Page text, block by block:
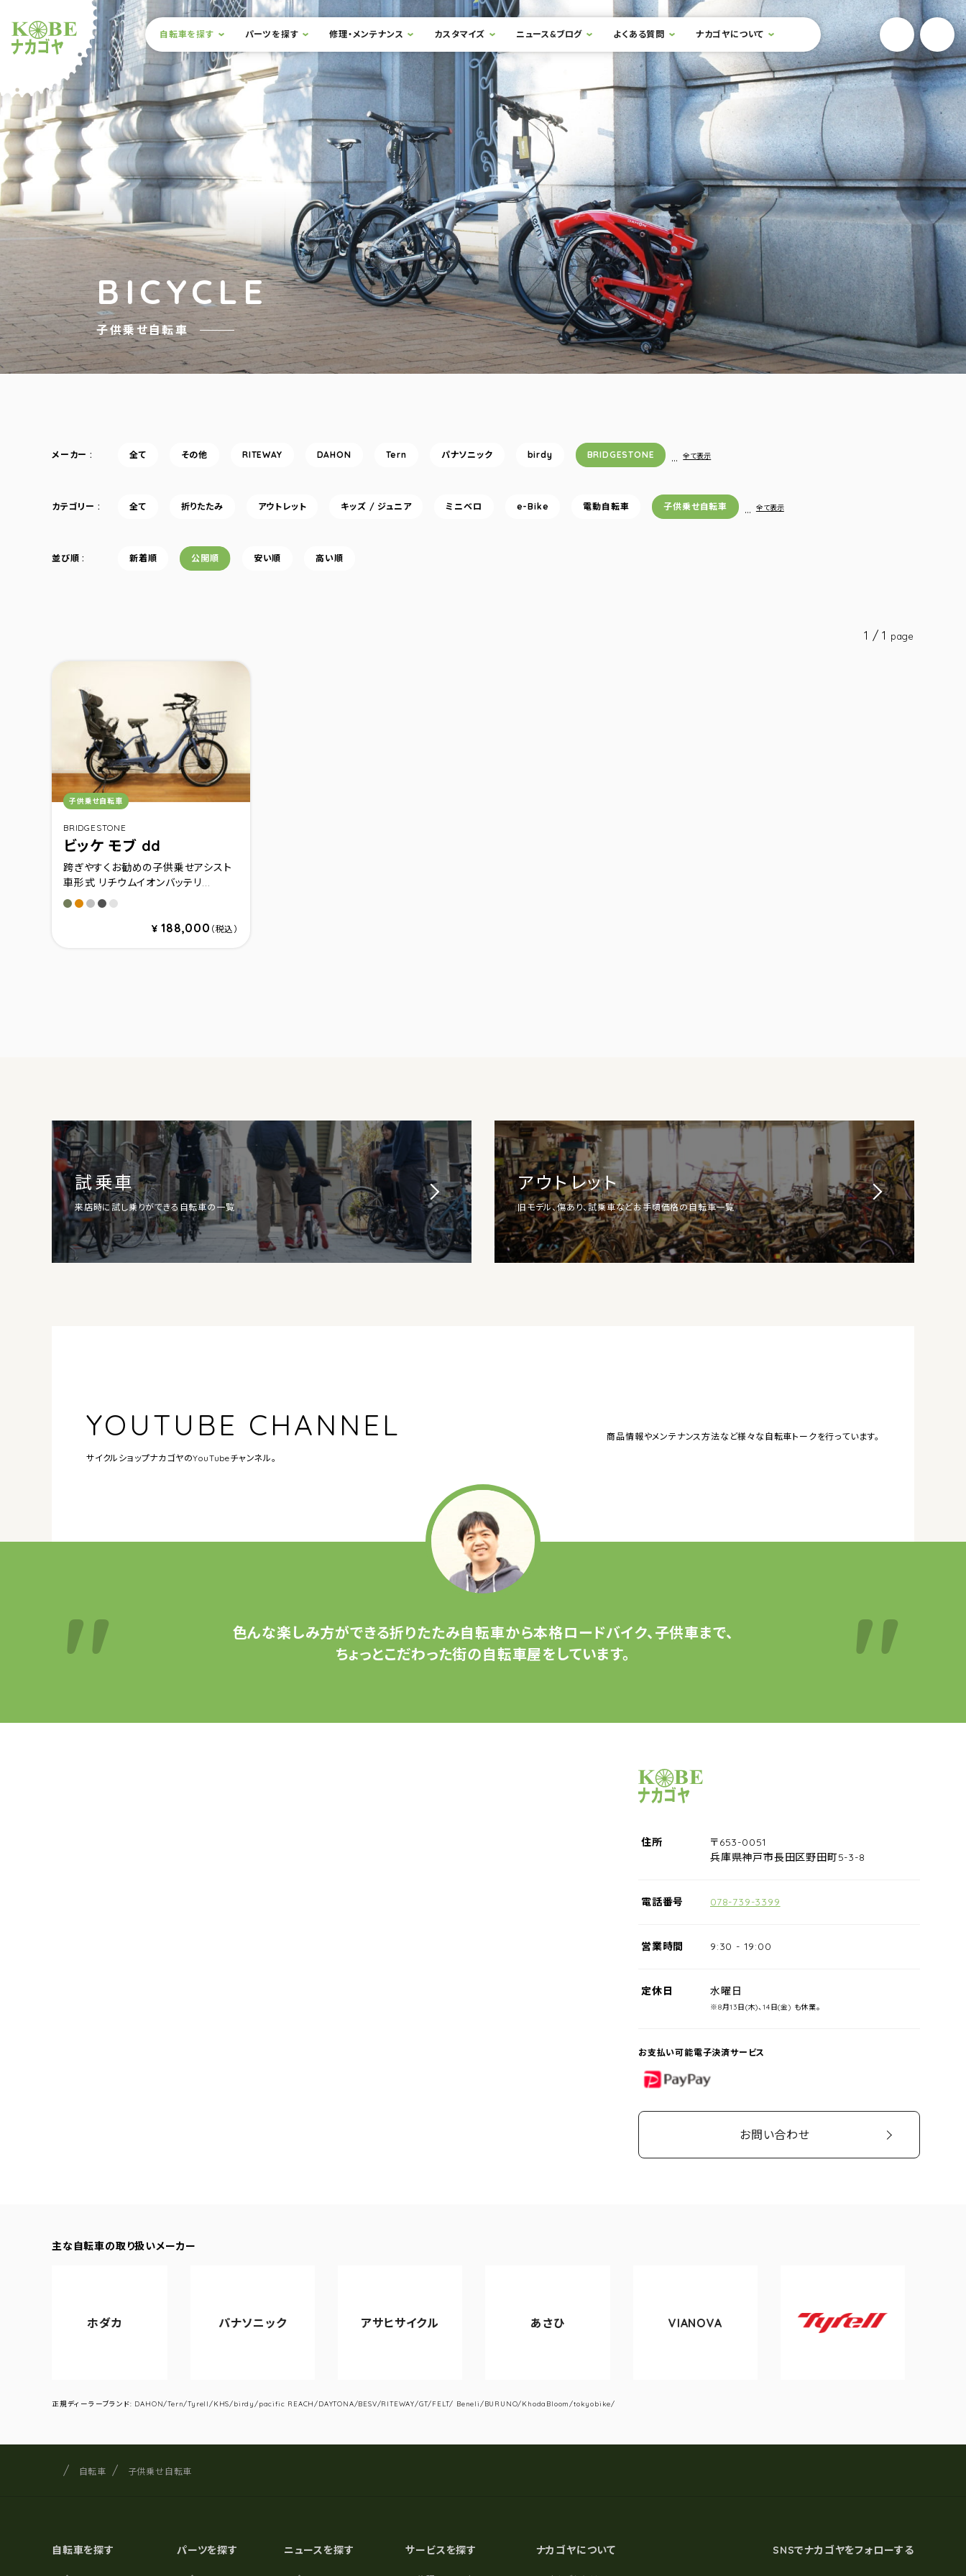
ショップナカゴヤ
サイト内メニュー
本文までスキップ
自転車を探す パーツを探す 修理・メンテナンス カスタマイズ ニュース&ブログ よくある質問 ナカゴヤについて 検索フォームを開閉する YouTube
BICYCLE
子供乗せ自転車
メーカー 全て その他 RITEWAY DAHON Tern パナソニック birdy BRIDGESTONE … 全て表示
カテゴリー 全て 折りたたみ アウトレット キッズ / ジュニア ミニベロ e-Bike 電動自転車 子供乗せ自転車 … 全て表示
並び順 新着順 公開順 安い順 高い順
1 / 1 page
BRIDGESTONE
ビッケ モブ dd
カテゴリ：
子供乗せ自転車
跨ぎやすくお勧めの子供乗せアシスト
車形式 リチウムイオンバッテリ...
ソフトカーキ
オークルオレンジ
ブルーグレー
ダ－クグレ－
モルベ－ジュ
¥188,000 （税込）
試乗車
来店時に試し乗りができる自転車の一覧
アウトレット
旧モデル、傷あり、試乗車などお手頃価格の自転車一覧
YOUTUBE CHANNEL
サイクルショップナカゴヤのYouTubeチャンネル。
商品情報やメンテナンス方法など様々な自転車トークを行っています。
色んな楽しみ方ができる折りたたみ自転車から本格ロードバイク、子供車まで、
ちょっとこだわった街の自転車屋をしています。
サイクルショップナカゴヤ
住所
〒653-0051
兵庫県神戸市長田区野田町5-3-8
電話番号 078-739-3399
営業時間 9:30 - 19:00
定休日 水曜日
※8月13日(木)、14日(金) も休業。
お支払い可能電子決済サービス
PayPay
お問い合わせ
主な自転車の取り扱いメーカー
アサヒサイクル tokyobike
正規ディーラーブランド: DAHON/Tern/Tyrell/KHS/birdy/pacific REACH/DAYTONA/BESV/RITEWAY/GT/FELT/ Beneli/BURUNO/KhodaBloom/tokyobike/
サイト内の現在地
サイクルショップナカゴヤ
自転車 子供乗せ自転車
自転車を探す パーツを探す ニュースを探す サービスを探す ナカゴヤについて SNSでナカゴヤをフォローする